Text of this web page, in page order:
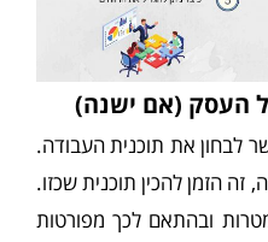
לבחון את תוכנית העבודה.
זה הזמן להכין תוכנית שכזו.
ובהתאם לכך מפורטות